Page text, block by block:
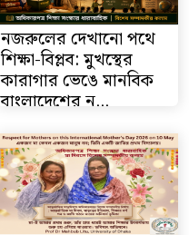
নজরুলের দেখানো পথে
শিক্ষা-বিপ্লব: মুখস্থের
কারাগার ভেঙে মানবিক
বাংলাদেশের ন...